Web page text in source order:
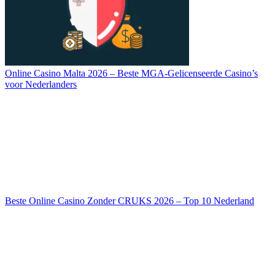
Online Casino Malta 2026 – Beste MGA-Gelicenseerde Casino’s
voor Nederlanders
Beste Online Casino Zonder CRUKS 2026 – Top 10 Nederland